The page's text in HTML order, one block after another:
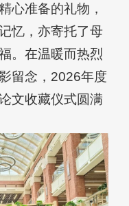
心准备的礼物，
忆，亦寄托了母
。在温暖而热烈
留念，2026年度
文收藏仪式圆满